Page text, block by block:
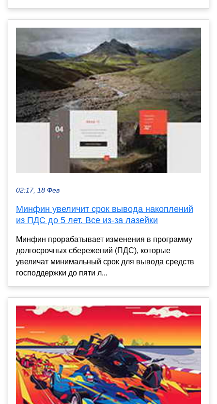
02:17, 18 Фев
Минфин увеличит срок вывода накоплений
из ПДС до 5 лет. Все из-за лазейки
Минфин прорабатывает изменения в программу
долгосрочных сбережений (ПДС), которые
увеличат минимальный срок для вывода средств
господдержки до пяти л...